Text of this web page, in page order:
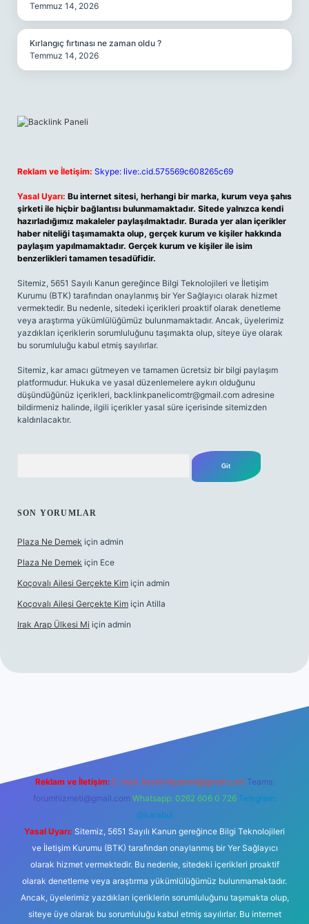
Temmuz 14, 2026
Kırlangıç fırtınası ne zaman oldu ?
Temmuz 14, 2026
Reklam ve İletişim: Skype: live:.cid.575569c608265c69
Yasal Uyarı: Bu internet sitesi, herhangi bir marka, kurum veya şahıs
şirketi ile hiçbir bağlantısı bulunmamaktadır. Sitede yalnızca kendi
hazırladığımız makaleler paylaşılmaktadır. Burada yer alan içerikler
haber niteliği taşımamakta olup, gerçek kurum ve kişiler hakkında
paylaşım yapılmamaktadır. Gerçek kurum ve kişiler ile isim
benzerlikleri tamamen tesadüfidir.
Sitemiz, 5651 Sayılı Kanun gereğince Bilgi Teknolojileri ve İletişim
Kurumu (BTK) tarafından onaylanmış bir Yer Sağlayıcı olarak hizmet
vermektedir. Bu nedenle, sitedeki içerikleri proaktif olarak denetleme
veya araştırma yükümlülüğümüz bulunmamaktadır. Ancak, üyelerimiz
yazdıkları içeriklerin sorumluluğunu taşımakta olup, siteye üye olarak
bu sorumluluğu kabul etmiş sayılırlar.
Sitemiz, kar amacı gütmeyen ve tamamen ücretsiz bir bilgi paylaşım
platformudur. Hukuka ve yasal düzenlemelere aykırı olduğunu
düşündüğünüz içerikleri, backlinkpanelicomtr@gmail.com adresine
bildirmeniz halinde, ilgili içerikler yasal süre içerisinde sitemizden
kaldırılacaktır.
SON YORUMLAR
Plaza Ne Demek için admin
Plaza Ne Demek için Ece
Koçovalı Ailesi Gerçekte Kim için admin
Koçovalı Ailesi Gerçekte Kim için Atilla
Irak Arap Ülkesi Mi için admin
Reklam ve İletişim: E-mail: backlinkpaneli@gmail.com Teams:
forumhizmeti@gmail.com Whatsapp: 0262 606 0 726 Telegram:
@karabul
Yasal Uyarı: Sitemiz, 5651 Sayılı Kanun gereğince Bilgi Teknolojileri
ve İletişim Kurumu (BTK) tarafından onaylanmış bir Yer Sağlayıcı
olarak hizmet vermektedir. Bu nedenle, sitedeki içerikleri proaktif
olarak denetleme veya araştırma yükümlülüğümüz bulunmamaktadır.
Ancak, üyelerimiz yazdıkları içeriklerin sorumluluğunu taşımakta olup,
siteye üye olarak bu sorumluluğu kabul etmiş sayılırlar. Bu internet